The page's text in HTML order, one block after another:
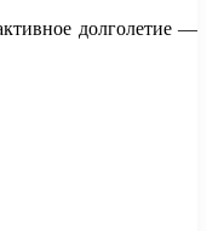
долголетие —